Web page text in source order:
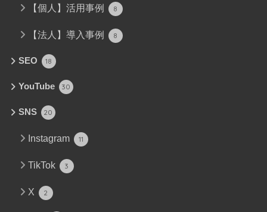
【個人】活用事例 8
【法人】導入事例 8
SEO 18
YouTube 30
SNS 20
Instagram 11
TikTok 3
X 2